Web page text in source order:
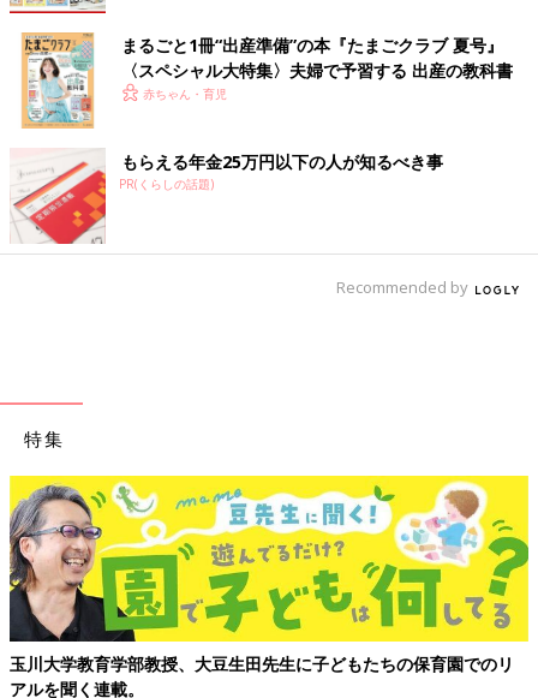
まるごと1冊“出産準備”の本『たまごクラブ 夏号』
〈スペシャル大特集〉夫婦で予習する 出産の教科書
赤ちゃん・育児
もらえる年金25万円以下の人が知るべき事
PR(くらしの話題)
Recommended by
特集
玉川大学教育学部教授、大豆生田先生に子どもたちの保育園でのリ
アルを聞く連載。